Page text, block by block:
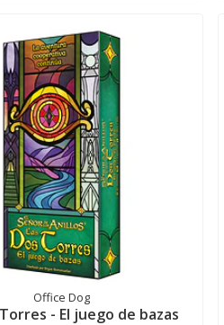
Office Dog
- El juego de bazas